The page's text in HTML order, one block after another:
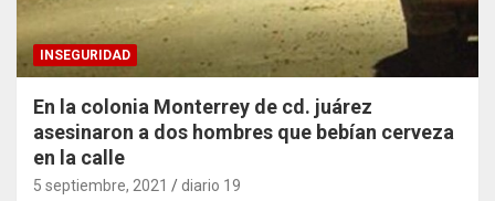
INSEGURIDAD
En la colonia Monterrey de cd. juárez
asesinaron a dos hombres que bebían cerveza
en la calle
5 septiembre, 2021 diario 19